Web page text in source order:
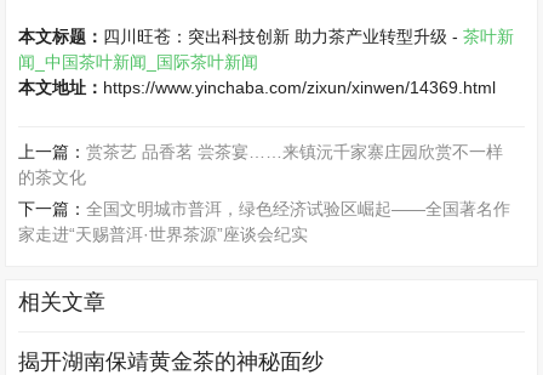
本文标题： 四川旺苍：突出科技创新 助力茶产业转型升级 -茶叶新
闻_中国茶叶新闻_国际茶叶新闻
本文地址： https://www.yinchaba.com/zixun/xinwen/14369.html
上一篇：赏茶艺 品香茗 尝茶宴……来镇沅千家寨庄园欣赏不一样
的茶文化
下一篇：全国文明城市普洱，绿色经济试验区崛起——全国著名作
家走进“天赐普洱·世界茶源”座谈会纪实
相关文章
揭开湖南保靖黄金茶的神秘面纱